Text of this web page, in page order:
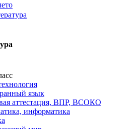
язык
аттестация, ВПР, ВСОКО
информатика